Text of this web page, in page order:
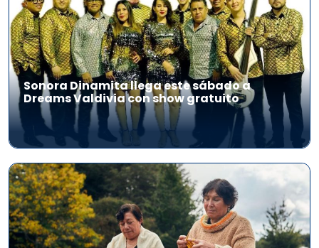
Sonora Dinamita llega este sábado a
Dreams Valdivia con show gratuito